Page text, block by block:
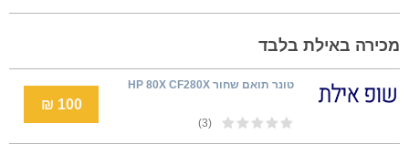
מכירה באילת בלבד
טונר תואם ‏שחור HP 80X CF280X
(3)
100 ₪